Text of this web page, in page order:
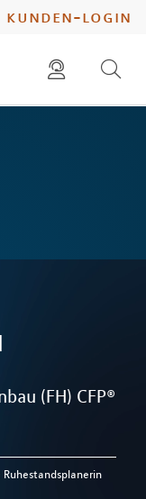
kunden-login
(FH) CFP®